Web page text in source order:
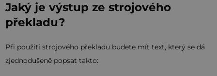
Jaký je výstup ze strojového
překladu?
Při použití strojového překladu budete mít text, který se dá
zjednodušeně popsat takto: